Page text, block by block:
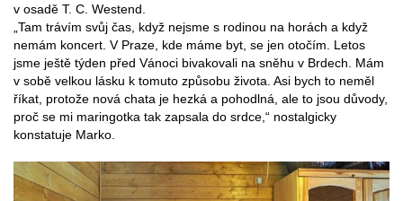
v osadě T. C. Westend.
„Tam trávím svůj čas, když nejsme s rodinou na horách a když
nemám koncert. V Praze, kde máme byt, se jen otočím. Letos
jsme ještě týden před Vánoci bivakovali na sněhu v Brdech. Mám
v sobě velkou lásku k tomuto způsobu života. Asi bych to neměl
říkat, protože nová chata je hezká a pohodlná, ale to jsou důvody,
proč se mi maringotka tak zapsala do srdce,“ nostalgicky
konstatuje Marko.